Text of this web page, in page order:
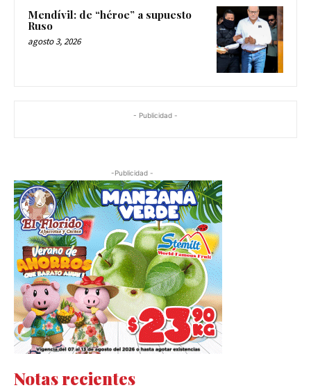
Mendívil: de “héroe” a supuesto
Ruso
agosto 3, 2026
- Publicidad -
-Publicidad -
Notas recientes